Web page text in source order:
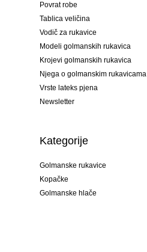
Povrat robe
Tablica veličina
Vodič za rukavice
Modeli golmanskih rukavica
Krojevi golmanskih rukavica
Njega o golmanskim rukavicama
Vrste lateks pjena
Newsletter
Kategorije
Golmanske rukavice
Kopačke
Golmanske hlače